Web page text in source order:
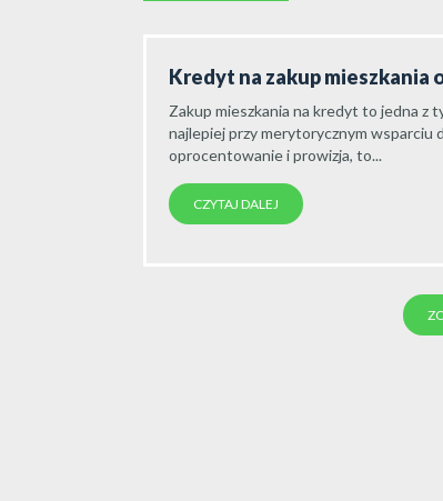
Kredyt na zakup mieszkania
Zakup mieszkania na kredyt to jedna z
najlepiej przy merytorycznym wsparciu
oprocentowanie i prowizja, to...
CZYTAJ DALEJ